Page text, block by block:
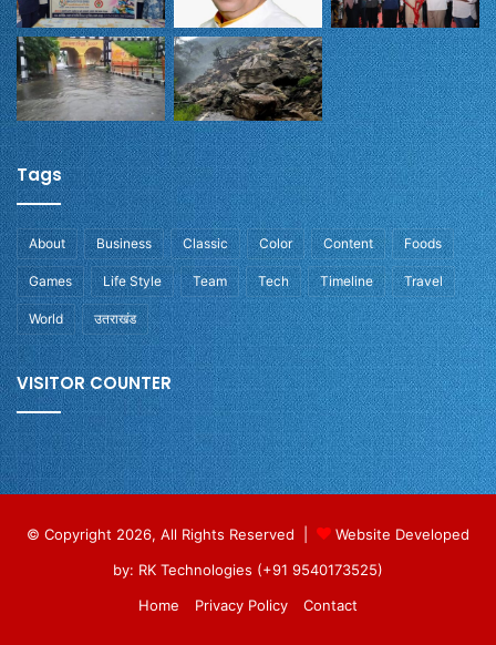
Tags
About Business Classic Color Content Foods
Games Life Style Team Tech Timeline Travel
World उतराखंड
VISITOR COUNTER
© Copyright 2026, All Rights Reserved |
Website Developed
by: RK Technologies (+91 9540173525)
Home
Privacy Policy Contact